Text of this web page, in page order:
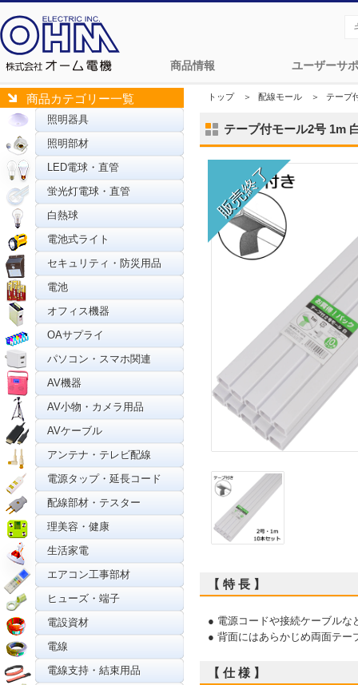
商品情報 ユーザーサ
商品カテゴリー一覧
照明器具
照明部材
LED電球・直管
蛍光灯電球・直管
白熱球
電池式ライト
セキュリティ・防災用品
電池
オフィス機器
OAサプライ
パソコン・スマホ関連
AV機器
AV小物・カメラ用品
AVケーブル
アンテナ・テレビ配線
電源タップ・延長コード
配線部材・テスター
理美容・健康
生活家電
エアコン工事部材
ヒューズ・端子
電設資材
電線
電線支持・結束用品
トップ＞ 配線モール ＞ テープ
テープ付モール2号 1m
【 特 長 】
● 電源コードや接続ケーブルな
● 背面にはあらかじめ両面テー
【 仕 様 】